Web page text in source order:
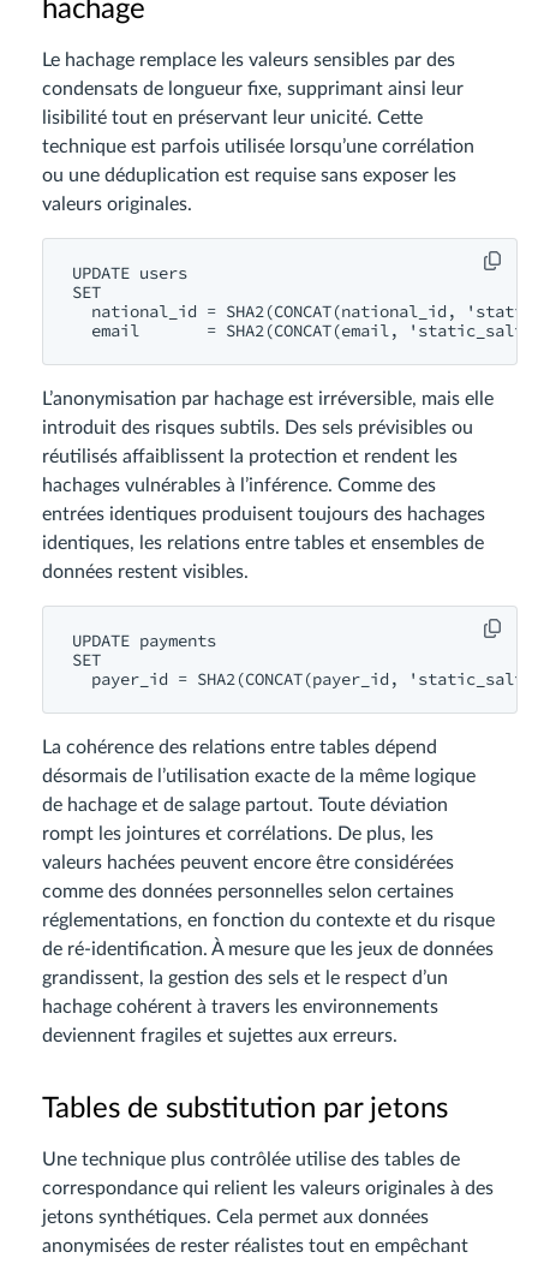
hachage
Le hachage remplace les valeurs sensibles par des
condensats de longueur fixe, supprimant ainsi leur
lisibilité tout en préservant leur unicité. Cette
technique est parfois utilisée lorsqu’une corrélation
ou une déduplication est requise sans exposer les
valeurs originales.
UPDATE users
SET
national_id = SHA2(CONCAT(national_id,
L’anonymisation par hachage est irréversible, mais elle
introduit des risques subtils. Des sels prévisibles ou
réutilisés affaiblissent la protection et rendent les
hachages vulnérables à l’inférence. Comme des
entrées identiques produisent toujours des hachages
identiques, les relations entre tables et ensembles de
données restent visibles.
UPDATE payments
SET
La cohérence des relations entre tables dépend
désormais de l’utilisation exacte de la même logique
de hachage et de salage partout. Toute déviation
rompt les jointures et corrélations. De plus, les
valeurs hachées peuvent encore être considérées
comme des données personnelles selon certaines
réglementations, en fonction du contexte et du risque
de ré-identification. À mesure que les jeux de données
grandissent, la gestion des sels et le respect d’un
hachage cohérent à travers les environnements
deviennent fragiles et sujettes aux erreurs.
Tables de substitution par jetons
Une technique plus contrôlée utilise des tables de
correspondance qui relient les valeurs originales à des
jetons synthétiques. Cela permet aux données
anonymisées de rester réalistes tout en empêchant